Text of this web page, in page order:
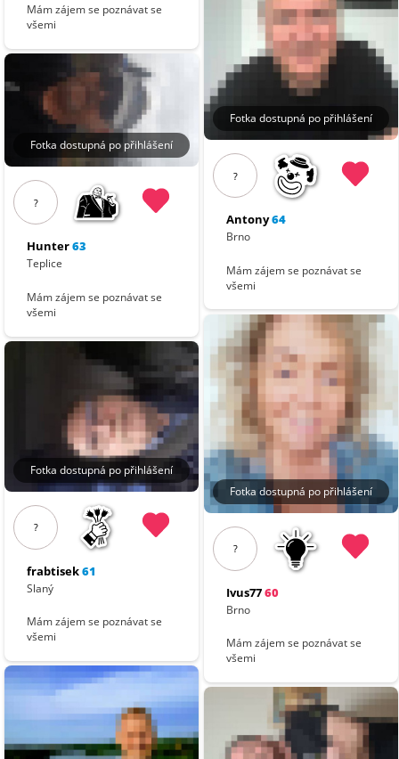
Mám zájem se poznávat se
všemi
Fotka dostupná po přihlášení
?
Hunter63
Teplice
Mám zájem se poznávat se
všemi
Fotka dostupná po přihlášení
?
frabtisek61
Slaný
Mám zájem se poznávat se
všemi
Fotka dostupná po přihlášení
?
Antony64
Brno
Mám zájem se poznávat se
všemi
Fotka dostupná po přihlášení
?
Ivus7760
Brno
Mám zájem se poznávat se
všemi